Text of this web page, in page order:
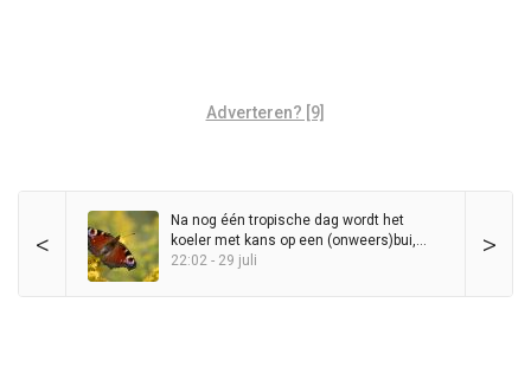
Adverteren? [9]
< >
Na nog één tropische dag wordt het
koeler met kans op een (onweers)bui,
maar zomer blijft in het zadel
22:02 - 29 juli